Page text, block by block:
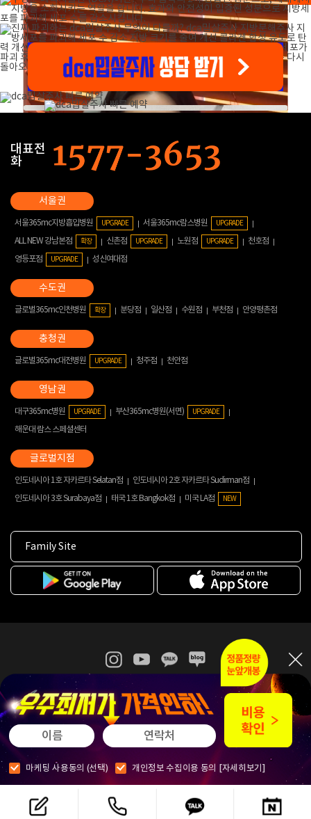
마케팅 사용동의 (선택) 개인정보 수집이용 동의 [자세히보기]
밉살 지방 진짜 박살!인증 받은 성분으로 진짜 지방세포는
파괴하고 콜라겐 합성으로 탄력까지 UP
국내 유일 인증 확실!美FDA 승인, 국내 식약처 승인
정품을 정량으로 눈앞에서 개봉해 시술합니다.
dca밉살주사 어느 부위에
시술이 가능한가요?
dca밉살주사 효과가 나타나는 시기는요?
2~4주에 걸쳐 서서히 나타나며, 개인 체질에 따라 차이가 있습니다. 6
dca밉살주사 통증이 궁금해요!
지방세포 파괴 효과로 통증, 붓기, 딱딱해짐 등이 1-2주 이상 지속될
dca밉살주사
어떤 사람에게 적합한가요?
ㆍ기존 지방분해주사로 효과를 보지 못한 경우
ㆍ탄력과 사이즈 감소를 동시에 원하는 경우
람스/지방흡입수술을 한 곳도
dca밉살주사 시술이 가능한가요?
단, 시술 받는 부위가 겹치지 않는다면 동시에
시/수술도 가능합니다.
dca밉살주사 시술 시간과
회복 기간은 얼마나 걸리나요?
대표전
화
서울365mc지방흡입병원 UPGRADE 서울365mc람스병원 UPGRADE
ALL NEW 강남본점 확장 신촌점 UPGRADE 노원점 UPGRADE
천호점
영등포점
UPGRADE 성신여대점
글로벌365mc인천병원 확장 분당점 일산점 수원점 부천점 안양평촌점
글로벌365mc대전병원 UPGRADE 청주점 천안점
대구365mc병원 UPGRADE 부산365mc병원(서면) UPGRADE
해운대 람스 스페셜센터
인도네시아 1호 자카르타 Selatan점
인도네시아 2호 자카르타 Sudirman점
인도네시아 3호 Surabaya점
태국 1호 Bangkok점 미국 LA점 NEW
Family Site
365mc 병·의원 이용약관
홈페이지 이용약관
개인정보처리방침
비급여진료수가 증명서발급
(주)365mcㅣ서울특별시 서초구 서초대로52길 7, 3~4층(서초동, 제일빌딩)
120-87-04354ㅣ김남철